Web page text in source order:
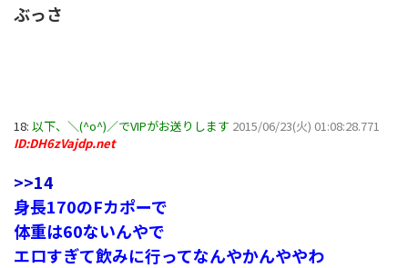
ぶっさ
18: 以下、＼(^o^)／でVIPがお送りします 2015/06/23(火) 01:08:28.771
ID:DH6zVajdp.net
>>14
身長170のFカポーで
体重は60ないんやで
エロすぎて飲みに行ってなんやかんややわ